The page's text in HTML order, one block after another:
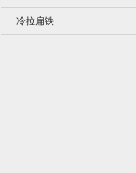
冷拉扁铁